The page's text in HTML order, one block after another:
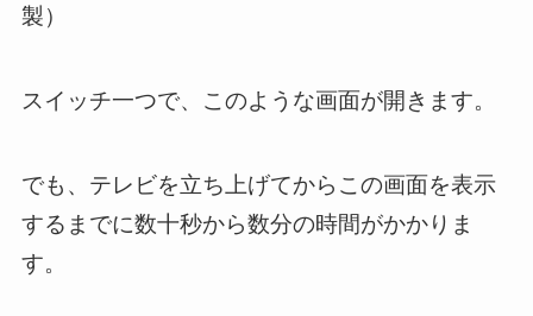
製）
スイッチ一つで、このような画面が開きます。
でも、テレビを立ち上げてからこの画面を表示
するまでに数十秒から数分の時間がかかりま
す。